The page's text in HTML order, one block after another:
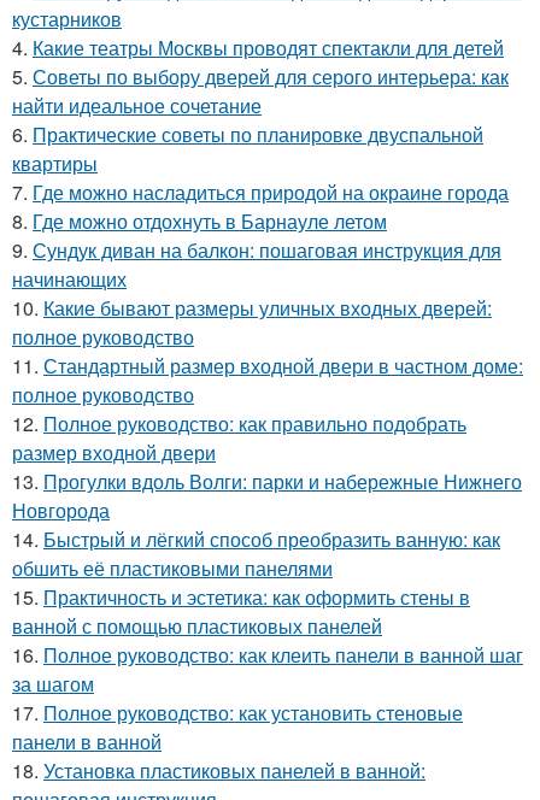
кустарников
4. Какие театры Москвы проводят спектакли для детей
5. Советы по выбору дверей для серого интерьера: как
найти идеальное сочетание
6. Практические советы по планировке двуспальной
квартиры
7. Где можно насладиться природой на окраине города
8. Где можно отдохнуть в Барнауле летом
9. Сундук диван на балкон: пошаговая инструкция для
начинающих
10. Какие бывают размеры уличных входных дверей:
полное руководство
11. Стандартный размер входной двери в частном доме:
полное руководство
12. Полное руководство: как правильно подобрать
размер входной двери
13. Прогулки вдоль Волги: парки и набережные Нижнего
Новгорода
14. Быстрый и лёгкий способ преобразить ванную: как
обшить её пластиковыми панелями
15. Практичность и эстетика: как оформить стены в
ванной с помощью пластиковых панелей
16. Полное руководство: как клеить панели в ванной шаг
за шагом
17. Полное руководство: как установить стеновые
панели в ванной
18. Установка пластиковых панелей в ванной: